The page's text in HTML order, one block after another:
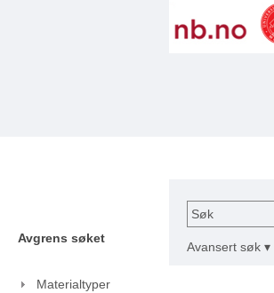
Avgrens søket
Materialtyper
Søk
Avansert søk ▾